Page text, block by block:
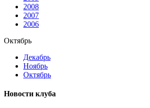
2008
2007
2006
Октябрь
Декабрь
Ноябрь
Октябрь
Новости клуба